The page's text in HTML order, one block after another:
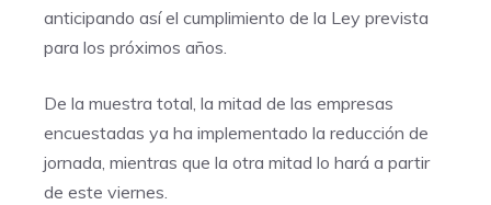
anticipando así el cumplimiento de la Ley prevista
para los próximos años.
De la muestra total, la mitad de las empresas
encuestadas ya ha implementado la reducción de
jornada, mientras que la otra mitad lo hará a partir
de este viernes.